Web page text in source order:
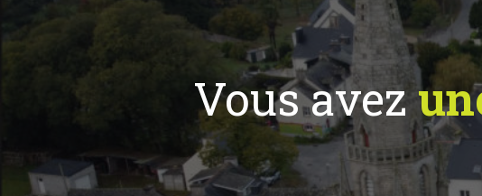
Vous avez